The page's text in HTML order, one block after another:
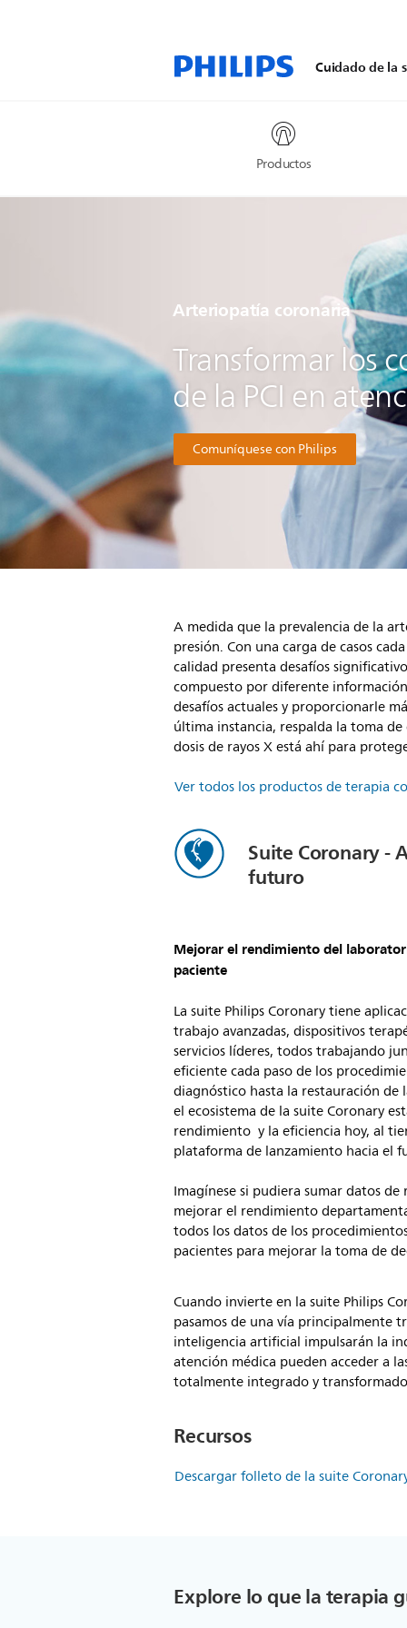
Cuidado de la
Productos
Arteriopatía coronaria
Transformar los
de la PCI en
Comuníquese con Philips
A medida que la prevalencia de la
presión. Con una carga de casos
calidad presenta desafíos
compuesto por diferente
desafíos actuales y proporcionarle
última instancia, respalda la toma
dosis de rayos X está ahí para
Ver todos los productos de terapia
Suite Coronary -
futuro
Mejorar el rendimiento del
paciente
La suite Philips Coronary tiene
trabajo avanzadas, dispositivos
servicios líderes, todos trabajando
eficiente cada paso de los
diagnóstico hasta la restauración de
el ecosistema de la suite Coronary
rendimiento y la eficiencia hoy, al
plataforma de lanzamiento hacia el
Imagínese si pudiera sumar datos
mejorar el rendimiento
todos los datos de los
pacientes para mejorar la toma de
Cuando invierte en la suite Philips
pasamos de una vía principalmente
inteligencia artificial impulsarán la
atención médica pueden acceder a
totalmente integrado y
Recursos
Descargar folleto de la suite
Explore lo que la terapia